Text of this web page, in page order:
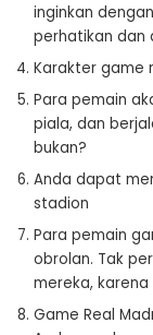
inginkan
perhatikan dan
Karakter game
Para pemain
piala, dan
bukan?
Anda dapat
stadion
Para pemain
obrolan. Tak
mereka,
Game Real